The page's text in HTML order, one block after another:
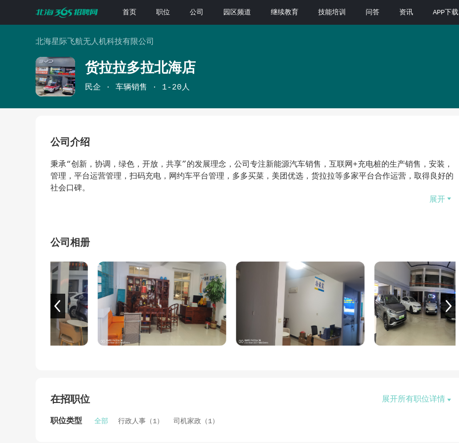
首页 职位 公司 园区频道 继续教育 技能培训 问答 资讯 APP下载
北海星际飞航无人机科技有限公司
货拉拉多拉北海店
民企 车辆销售 1-20人
公司介绍
秉承“创新，协调，绿色，开放，共享”的发展理念，公司专注新能源汽车销售，互联网+充电桩的生产销售，安装，
管理，平台运营管理，扫码充电，网约车平台管理，多多买菜，美团优选，货拉拉等多家平台合作运营，取得良好的
社会口碑。
展开 
公司相册
在招职位 展开所有职位详情 
职位类型 全部 行政人事（1） 司机家政（1）